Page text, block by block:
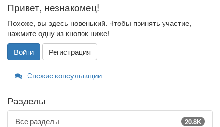
Привет, незнакомец!
Похоже, вы здесь новенький. Чтобы принять участие,
нажмите одну из кнопок ниже!
Войти
Регистрация
Свежие консультации
Разделы
Все разделы 20.8K